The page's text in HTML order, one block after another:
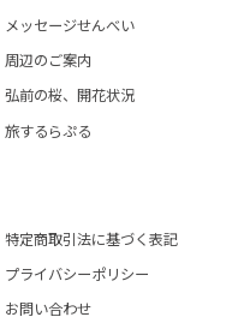
メッセージせんべい
周辺のご案内
弘前の桜、開花状況
旅するらぷる
特定商取引法に基づく表記
プライバシーポリシー
お問い合わせ